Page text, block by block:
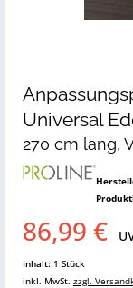
Universal
270 cm lang,
86,99 €
Inhalt: 1 Stück
inkl. MwSt. zzgl.